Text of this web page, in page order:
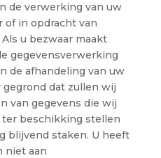
de verwerking van uw
of in opdracht van
u bezwaar maakt
gegevensverwerking
de afhandeling van uw
gegrond dat zullen wij
van gegevens die wij
ter beschikking stellen
blijvend staken. U heeft
niet aan